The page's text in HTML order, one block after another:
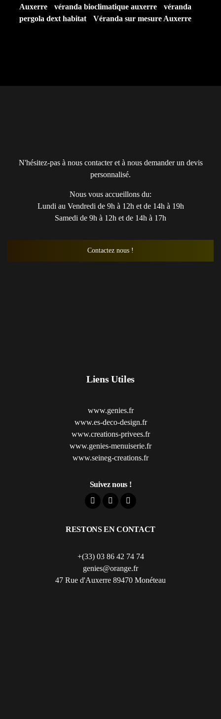
Auxerre
véranda bioclimatique auxerre
véranda
pergola dext habitat
Véranda sur mesure Auxerre
N'hésitez-pas à nous contacter et à nous demander un devis
personnalisé.
Nous vous accueillons du:
Lundi au Vendredi de 9h à 12h et de 14h à 19h
Samedi de 9h à 12h et de 14h à 17h
Contactez nous !
Liens Utiles
www.genies.fr
www.es-deco-design.fr
www.creations-privees.fr
www.genies-menuiserie.fr
www.seineg-creations.fr
Suivez nous !
RESTONS EN CONTACT
+(33) 03 86 42 74 74
genies@orange.fr
47 Rue d'Auxerre 89470 Monéteau